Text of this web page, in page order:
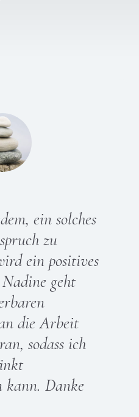
ein solches
zu
ein positives
geht
die Arbeit
sodass ich
kann. Danke